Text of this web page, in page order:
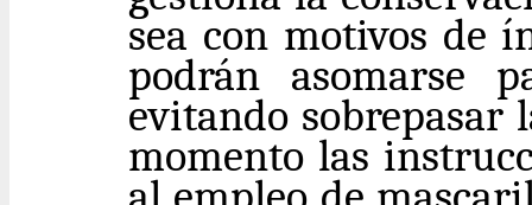
sea con motivos de
podrán asomarse
evitando sobrepasar
momento las
al empleo de